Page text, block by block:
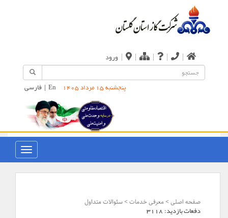
|
|
|
|
| ورود
پنجشنبه 15 مرداد 1405 En
| فارسی
صفحه اصلی >معرفی خدمات > سئوالات متداول
دفعات بازدید: 3118